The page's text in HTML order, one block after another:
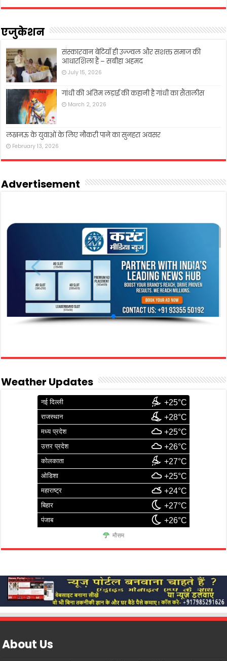
एजुकेशन
संस्कारवान बेटियाँ ही उज्ज्वल और सशक्त समाज की
आधारशिला हैं – सबीहा अहमद
July 15, 2026
गांधी की अंतिम लड़ाई की कहानी है गांधी का सैंतालीस
March 2, 2026
लखनऊ के युवाओं के लिए नौकरी पाने का सुनहरा अवसर
February 13, 2026
Advertisement
Weather Updates
नई दिल्ली +25°C
राजस्थान +28°C
मध्य प्रदेश +25°C
उत्तर प्रदेश +26°C
कोलकाता +27°C
ओडिशा +25°C
महाराष्ट्र +24°C
बिहार +27°C
पंजाब +26°C
मौसम
About Us